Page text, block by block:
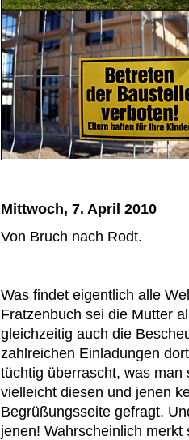
Mittwoch, 7. April 2010
Von Bruch nach Rodt.
Was findet eigentlich alle
Fratzenbuch sei die Mutter
gleichzeitig auch die
zahlreichen Einladungen
tüchtig überrascht, was
vielleicht diesen und jenen
Begrüßungsseite gefragt.
jenen! Wahrscheinlich